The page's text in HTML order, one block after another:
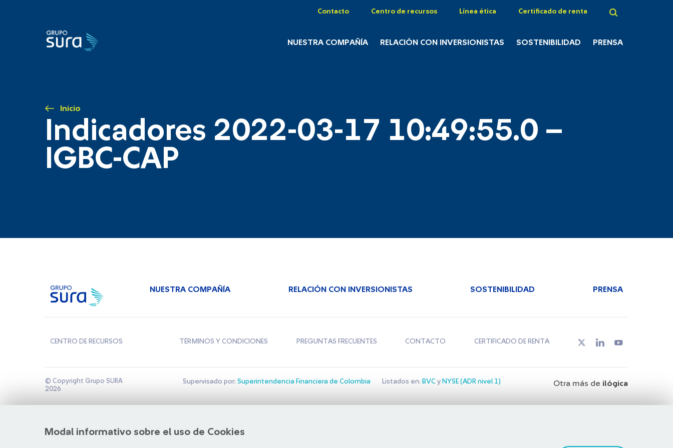
Contacto Centro de recursos Línea ética Certificado de renta
NUESTRA COMPAÑÍA RELACIÓN CON INVERSIONISTAS SOSTENIBILIDAD PRENSA
Inicio
Indicadores 2022-03-17 10:49:55.0 –
IGBC-CAP
Modal informativo sobre el uso de Cookies
NUESTRA COMPAÑÍA RELACIÓN CON INVERSIONISTAS SOSTENIBILIDAD PRENSA
CENTRO DE RECURSOS TÉRMINOS Y CONDICIONES PREGUNTAS FRECUENTES CONTACTO CERTIFICADO DE RENTA
© Copyright Grupo SURA
2026
Supervisado por: Superintendencia Financiera de Colombia Listados en: BVCy NYSE (ADR nivel 1) Otra más de ilógica